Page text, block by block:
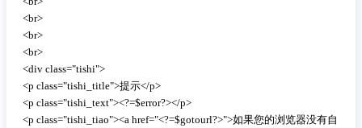
<br>
<br>
<br>
<div class="tishi">
<p class="tishi_title">提示</p>
<p class="tishi_text"><?=$error?></p>
<p class="tishi_tiao"><a href="<?=$gotourl?>">如果您的浏览器没有自